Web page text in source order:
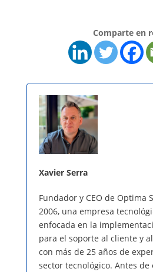
Comparte en
Xavier Serra
Fundador y CEO de Optima
2006, una empresa
enfocada en la
para el soporte al cliente y
con más de 25 años de
sector tecnológico. Antes